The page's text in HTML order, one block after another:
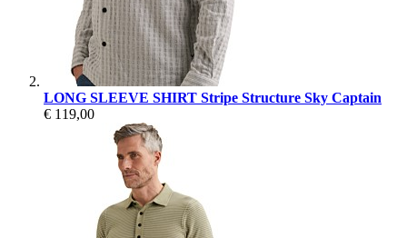
LONG SLEEVE SHIRT Stripe Structure Sky Captain
€ 119,00